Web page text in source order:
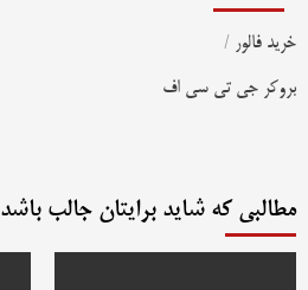
خرید فالور /
بروکر جی تی سی اف
مطالبی که شاید برایتان جالب باشد